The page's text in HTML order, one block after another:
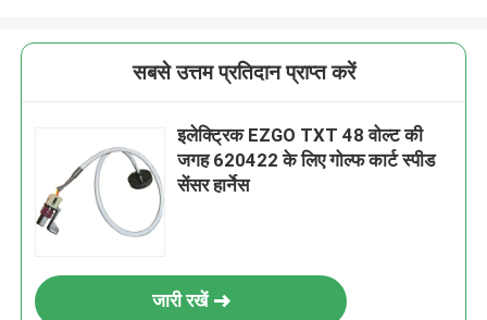
सबसे उत्तम प्रतिदान प्राप्त करें
इलेक्ट्रिक EZGO TXT 48 वोल्ट की
जगह 620422 के लिए गोल्फ कार्ट स्पीड
सेंसर हार्नेस
जारी रखें